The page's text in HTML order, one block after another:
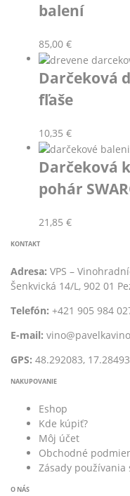
balení
85,00 €
Darčeková
fľaše
10,35 €
Darčeková
pohár
21,85 €
KONTAKT
Adresa: VPS –
Šenkvická 14/L, 902 01
Telefón: +421 905 984
E-mail:
GPS: 48.292083,
NAKUPOVANIE
Eshop
Kde kúpiť?
Môj účet
Obchodné
Zásady používania
O NÁS